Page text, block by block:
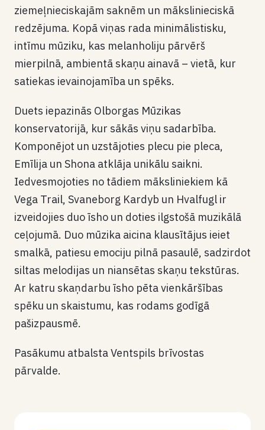
ziemeļnieciskajām saknēm un mākslinieciskā
redzējuma. Kopā viņas rada minimālistisku,
intīmu mūziku, kas melanholiju pārvērš
mierpilnā, ambientā skaņu ainavā – vietā, kur
satiekas ievainojamība un spēks.
Duets iepazinās Olborgas Mūzikas
konservatorijā, kur sākās viņu sadarbība.
Komponējot un uzstājoties plecu pie pleca,
Emīlija un Shona atklāja unikālu saikni.
Iedvesmojoties no tādiem māksliniekiem kā
Vega Trail, Svaneborg Kardyb un Hvalfugl ir
izveidojies duo īsho un doties ilgstošā muzikālā
ceļojumā. Duo mūzika aicina klausītājus ieiet
smalkā, patiesu emociju pilnā pasaulē, sadzirdot
siltas melodijas un niansētas skaņu tekstūras.
Ar katru skaņdarbu īsho pēta vienkāršības
spēku un skaistumu, kas rodams godīgā
pašizpausmē.
Pasākumu atbalsta Ventspils brīvostas
pārvalde.